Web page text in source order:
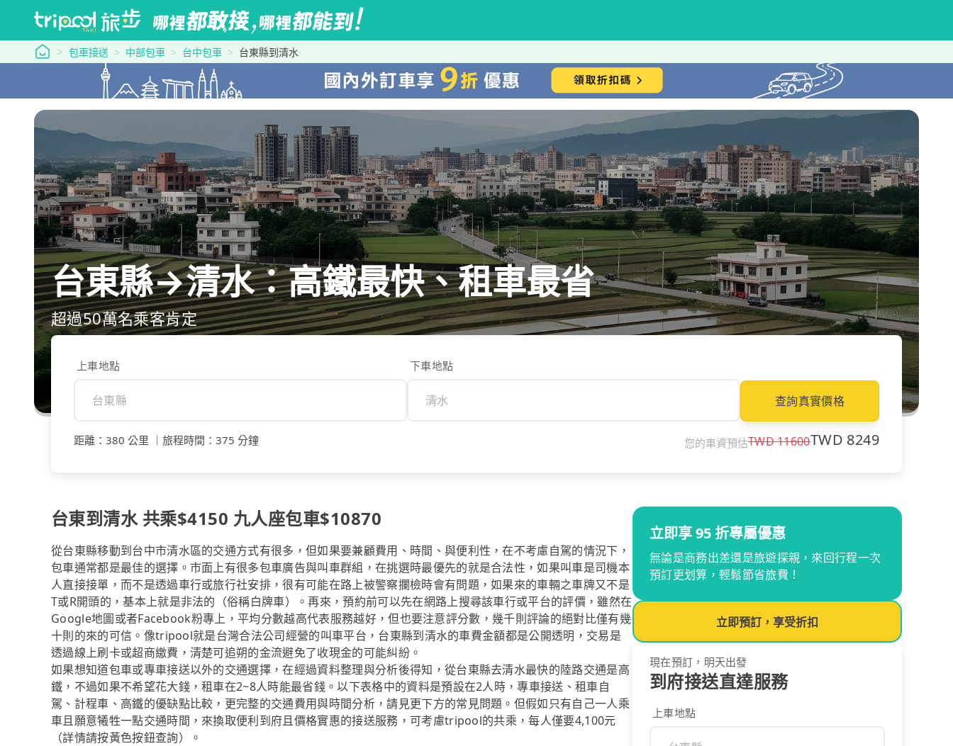
tripool 旅步
包車接送 中部包車 台中包車 台東縣到清水
台東縣→清水：高鐵最快、租車最省
超過50萬名乘客肯定
上車地點 下車地點
查詢真實價格
距離 ： 380 公里 旅程時間 ： 375 分鐘 您的車資預估TWD11600TWD 8249
台東到清水 共乘$4150 九人座包車$10870
從台東縣移動到台中市清水區的交通方式有很多，但如果要兼顧費用、時間、與便利性，在不考慮自駕的情況下，
包車通常都是最佳的選擇。市面上有很多包車廣告與叫車群組，在挑選時最優先的就是合法性，如果叫車是司機本
人直接接單，而不是透過車行或旅行社安排，很有可能在路上被警察攔檢時會有問題，如果來的車輛之車牌又不是
T或R開頭的，基本上就是非法的（俗稱白牌車）。再來，預約前可以先在網路上搜尋該車行或平台的評價，雖然在
Google地圖或者Facebook粉專上，平均分數越高代表服務越好，但也要注意評分數，幾千則評論的絕對比僅有幾
十則的來的可信。像tripool就是台灣合法公司經營的叫車平台，台東縣到清水的車費金額都是公開透明，交易是
透過線上刷卡或超商繳費，清楚可追朔的金流避免了收現金的可能糾紛。
如果想知道包車或專車接送以外的交通選擇，在經過資料整理與分析後得知，從台東縣去清水最快的陸路交通是高
鐵，不過如果不希望花大錢，租車在2~8人時能最省錢。以下表格中的資料是預設在2人時，專車接送、租車自
駕、計程車、高鐵的優缺點比較，更完整的交通費用與時間分析，請見更下方的常見問題。但假如只有自己一人乘
車且願意犧牲一點交通時間，來換取便利到府且價格實惠的接送服務，可考慮tripool的共乘，每人僅要4,100元
（詳情請按黃色按鈕查詢）。
立即享 95 折專屬優惠
無論是商務出差還是旅遊探親，來回行程一次
預訂更划算，輕鬆節省旅費！
立即預訂，享受折扣
現在預訂，明天出發
到府接送直達服務
上車地點